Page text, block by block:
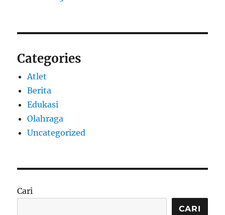
Categories
Atlet
Berita
Edukasi
Olahraga
Uncategorized
Cari
CARI